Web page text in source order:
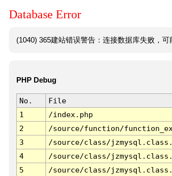
Database Error
(1040) 365建站错误警告：连接数据库失败，
PHP Debug
No. File
1
/index.php
2
/source/function/
3
/source/class/
4
/source/class/
5
/source/class/